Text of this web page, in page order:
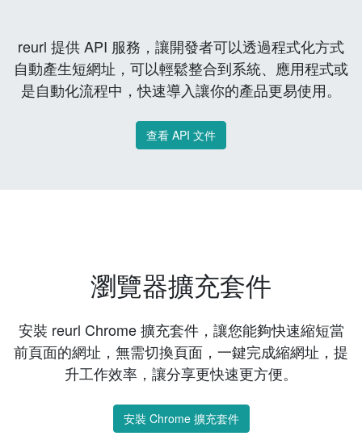
reurl 提供 API 服務，讓開發者可以透過程式化方式
自動產生短網址，可以輕鬆整合到系統、應用程式或
是自動化流程中，快速導入讓你的產品更易使用。
查看 API 文件
瀏覽器擴充套件
安裝 reurl Chrome 擴充套件，讓您能夠快速縮短當
前頁面的網址，無需切換頁面，一鍵完成縮網址，提
升工作效率，讓分享更快速更方便。
安裝 Chrome 擴充套件